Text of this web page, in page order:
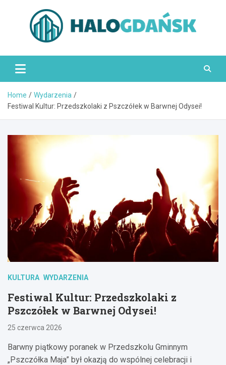
HaloGdańsk.pl
Home
Wydarzenia
Festiwal Kultur: Przedszkolaki z Pszczółek w Barwnej Odysei!
KULTURA WYDARZENIA
Festiwal Kultur: Przedszkolaki z
Pszczółek w Barwnej Odysei!
25 czerwca 2026
Barwny piątkowy poranek w Przedszkolu Gminnym
„Pszczółka Maja” był okazją do wspólnej celebracji i